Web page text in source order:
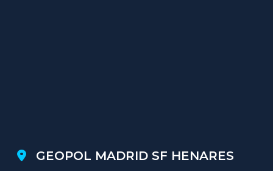
GEOPOL MADRID SF HENARES